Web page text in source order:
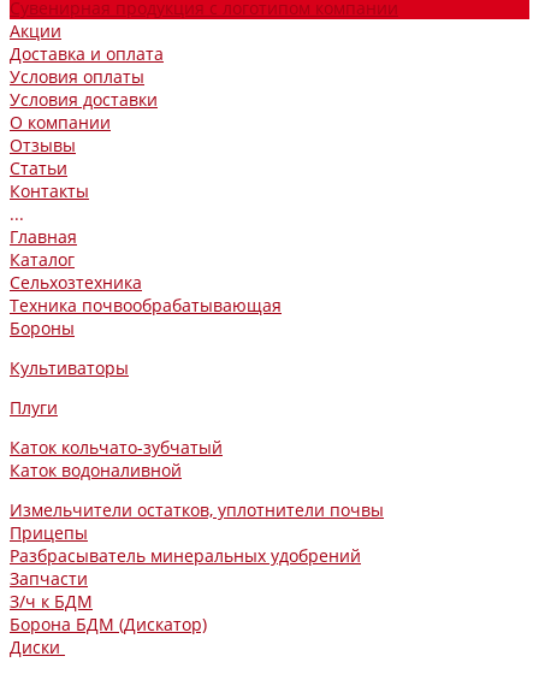
Сувенирная продукция с логотипом компании
Акции
Доставка и оплата
Условия оплаты
Условия доставки
О компании
Отзывы
Статьи
Контакты
...
Главная
Каталог
Сельхозтехника
Техника почвообрабатывающая
Бороны
Культиваторы
Плуги
Каток кольчато-зубчатый
Каток водоналивной
Измельчители остатков, уплотнители почвы
Прицепы
Разбрасыватель минеральных удобрений
Запчасти
З/ч к БДМ
Борона БДМ (Дискатор)
Диски